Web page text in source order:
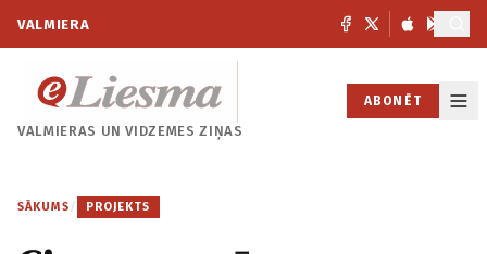
VALMIERA
VALMIERAS UNVIDZEMES ZIŅAS
ABONĒT
SĀKUMS / PROJEKTS